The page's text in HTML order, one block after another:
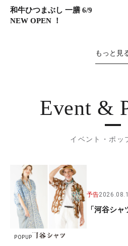
和牛ひつまぶし 一膳 6/9
NEW OPEN ！
もっと見
Event &
イベント・ポッ
POPUP
予告
「河谷シ